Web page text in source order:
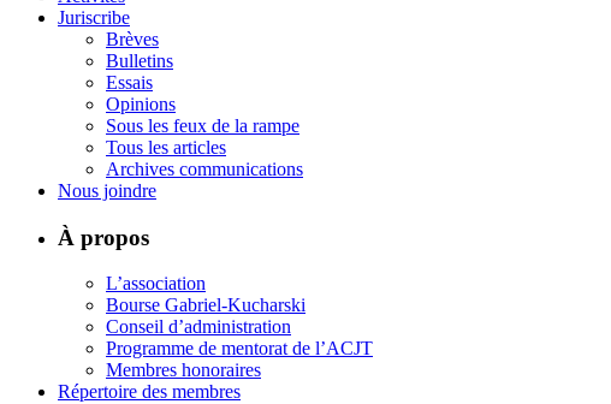
Juriscribe
Brèves
Bulletins
Essais
Opinions
Sous les feux de la rampe
Tous les articles
Archives communications
Nous joindre
À propos
L’association
Bourse Gabriel-Kucharski
Conseil d’administration
Programme de mentorat de l’ACJT
Membres honoraires
Répertoire des membres